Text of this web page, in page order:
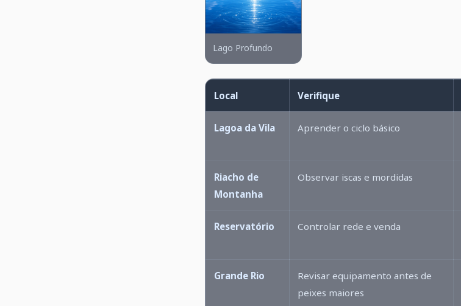
Lago Profundo
Local Verifique
Lagoa da Vila Aprender o ciclo básico
Riacho de
Montanha
Observar iscas e mordidas
Reservatório Controlar rede e venda
Grande Rio
Revisar equipamento antes de
peixes maiores